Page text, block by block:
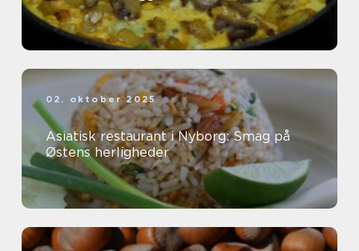
02. oktober 2025
Asiatisk restaurant i Nyborg: Smag på
Østens herligheder